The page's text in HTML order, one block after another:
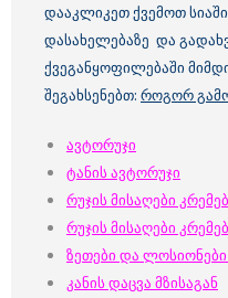
დააკლიკეთ ქვემოთ
დასახელებაზე და
ქვეგანყოფილებაში
შეგახსენებთ: როგორ
ავტორუჯი
ტანის ავტორუჯი
რუჯის მისაღები
რუჯის მისაღები
ზეთები და ლოსიონები
კანის დაცვა მზისაგან